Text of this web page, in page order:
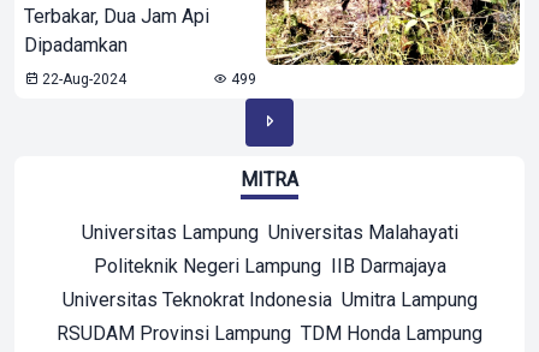
Terbakar, Dua Jam Api
Dipadamkan
22-Aug-2024 499
MITRA
Universitas Lampung Universitas Malahayati
Politeknik Negeri Lampung IIB Darmajaya
Universitas Teknokrat Indonesia Umitra Lampung
RSUDAM Provinsi Lampung TDM Honda Lampung